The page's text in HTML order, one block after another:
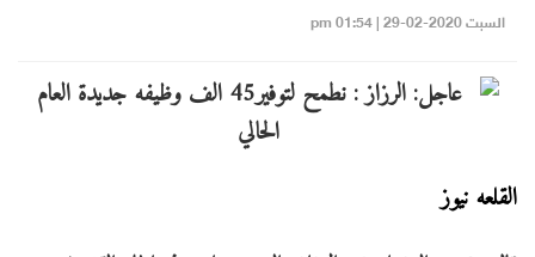
السبت 2020-02-29 | 01:54 pm
القلعه نيوز